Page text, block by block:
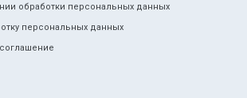
обработки персональных данных
персональных данных